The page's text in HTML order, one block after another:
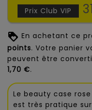
Prix Club VIP
En achetant ce
points. Votre panier
peuvent être
1,70 €.
Le beauty case
est très pratique